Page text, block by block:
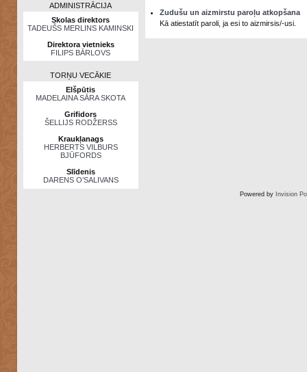
ADMINISTRĀCIJA
Skolas direktors
TADEUŠS MERLINS KAMINSKI
Direktora vietnieks
FILIPS BĀRLOVS
TORŅU VECĀKIE
Elšpūtis
MADELAINA SĀRA SKOTA
Grifidors
ŠELLIJS RODŽERSS
Kraukļanags
HERBERTS VILBURS
BJŪFORDS
Slīdenis
DARENS O’SALIVANS
Zudušu un aizmirstu paroļu atkopšana
Kā atiestatīt paroli, ja esi to aizmirsis/-usi.
Powered by Invision